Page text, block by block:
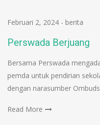
Februari 2, 2024 - berita
Perswada Berjuang
Bersama Perswada
pemda untuk pendirian
dengan narasumber
Read More